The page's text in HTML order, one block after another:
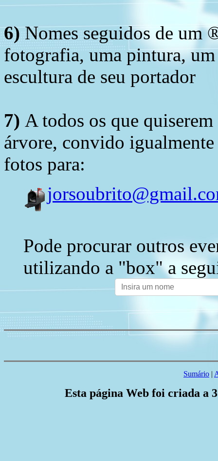
6)Nomes seguidos de um
fotografia, uma pintura,
escultura de seu portador
7) A todos os que
árvore, convido
fotos para:
Pode procurar outros
utilizando a "box" a
Sumário |
Esta página Web foi criada a